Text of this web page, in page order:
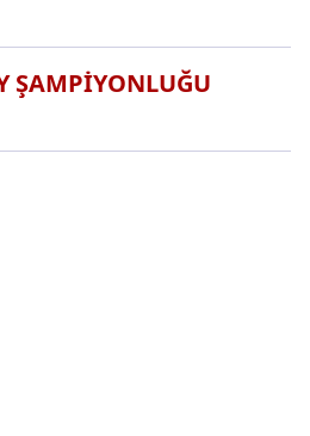
ŞAMPİYONLUĞU